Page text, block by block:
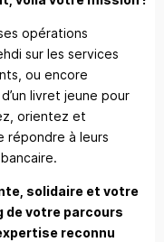
opérations
sur les services
ou encore
livret jeune pour
orientez et
répondre à leurs
solidaire et votre
de votre parcours
reconnu